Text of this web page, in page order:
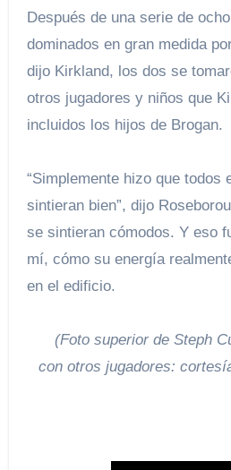
Después de una serie de
dominados en gran medida
dijo Kirkland, los dos se
otros jugadores y niños que
incluidos los hijos de Brogan.
“Simplemente hizo que todos
sintieran bien”, dijo
se sintieran cómodos. Y eso
mí, cómo su energía
en el edificio.
(Foto superior de Steph
con otros jugadores: